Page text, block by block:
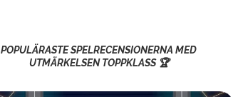
POPULÄRASTE SPELRECENSIONERNA MED
UTMÄRKELSEN TOPPKLASS 🏆